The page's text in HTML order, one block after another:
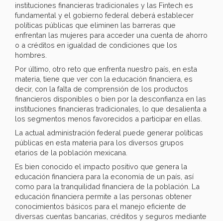
instituciones financieras tradicionales y las Fintech es
fundamental y el gobierno federal deberá establecer
políticas públicas que eliminen las barreras que
enfrentan las mujeres para acceder una cuenta de ahorro
o a créditos en igualdad de condiciones que los
hombres.
Por último, otro reto que enfrenta nuestro país, en esta
materia, tiene que ver con la educación financiera, es
decir, con la falta de comprensión de los productos
financieros disponibles o bien por la desconfianza en las
instituciones financieras tradicionales, lo que desalienta a
los segmentos menos favorecidos a participar en ellas.
La actual administración federal puede generar políticas
públicas en esta materia para los diversos grupos
etarios de la población mexicana.
Es bien conocido el impacto positivo que genera la
educación financiera para la economía de un país, así
como para la tranquilidad financiera de la población. La
educación financiera permite a las personas obtener
conocimientos básicos para el manejo eficiente de
diversas cuentas bancarias, créditos y seguros mediante